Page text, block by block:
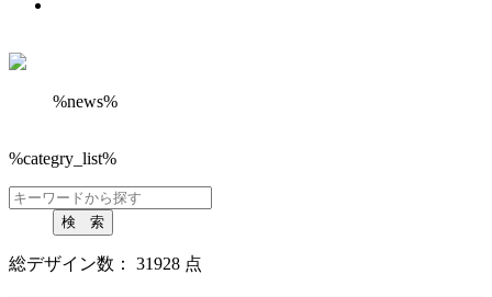
%news%
%categry_list%
検 索
総デザイン数： 31928 点